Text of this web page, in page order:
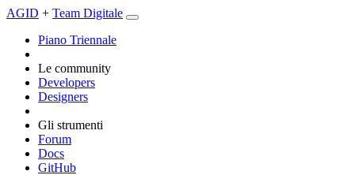
AGID + Team Digitale
Piano Triennale
Le community
Developers
Designers
Gli strumenti
Forum
Docs
GitHub